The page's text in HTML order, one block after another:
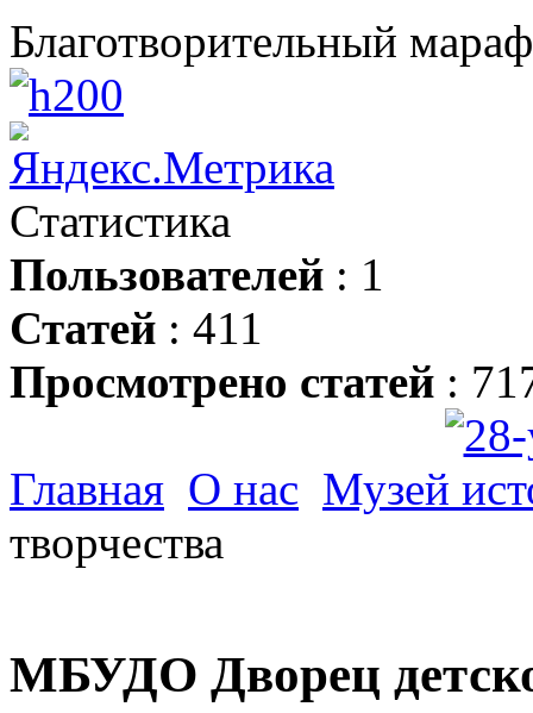
Благотворительный
Статистика
Пользователей : 1
Статей : 411
Просмотрено статей :
Главная О нас Музей
творчества
МБУДО Дворец